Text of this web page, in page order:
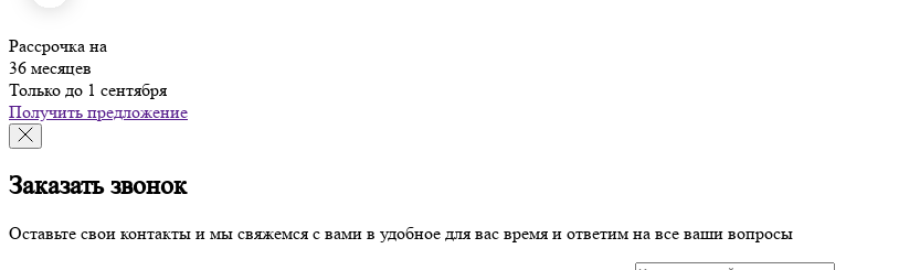
Рассрочка на
36 месяцев
Только до 1 сентября
Получить предложение
Заказать звонок
Оставьте свои контакты и мы свяжемся с вами в удобное для вас время и ответим на все ваши вопросы